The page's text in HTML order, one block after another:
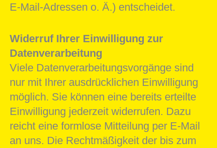
E-Mail-Adressen o. Ä.) entscheidet.
Widerruf Ihrer Einwilligung zur
Datenverarbeitung
Viele Datenverarbeitungsvorgänge sind
nur mit Ihrer ausdrücklichen Einwilligung
möglich. Sie können eine bereits erteilte
Einwilligung jederzeit widerrufen. Dazu
reicht eine formlose Mitteilung per E-Mail
an uns. Die Rechtmäßigkeit der bis zum